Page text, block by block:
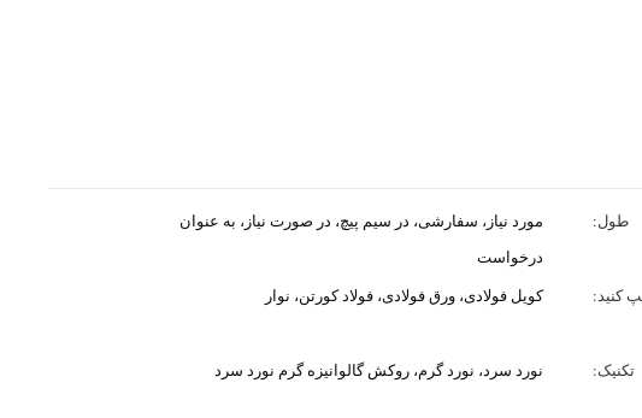
طول:
مورد نیاز، سفارشی، در سیم پیچ، در صورت نیاز، به عنوان
درخواست
کنید: کویل فولادی، ورق فولادی، فولاد کورتن، نوار
تکنیک: نورد سرد، نورد گرم، روکش گالوانیزه گرم نورد سرد